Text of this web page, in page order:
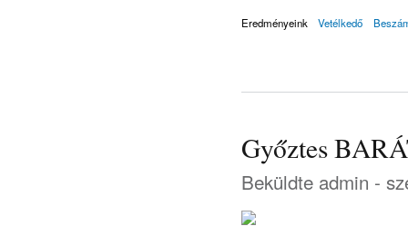
Eredményeink Vetélkedő
Győztes
Beküldte admin -